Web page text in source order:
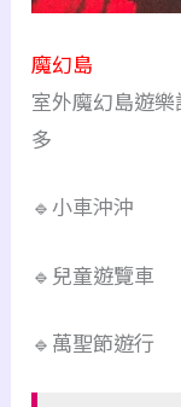
魔幻島
室外魔幻島遊
多
🔹小車沖沖
🔹兒童遊覽車
🔹萬聖節遊行